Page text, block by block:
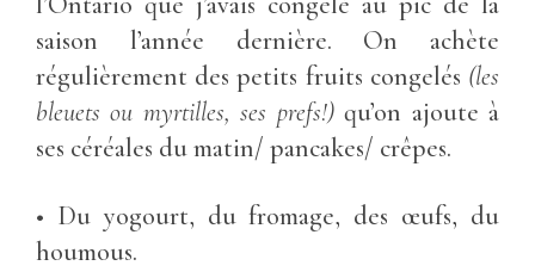
saison l’année dernière. On achète
régulièrement des petits fruits congelés (les
bleuets ou myrtilles, ses prefs!)qu’on ajoute à
ses céréales du matin/ pancakes/ crêpes.
• Du yogourt, du fromage, des œufs, du
houmous.